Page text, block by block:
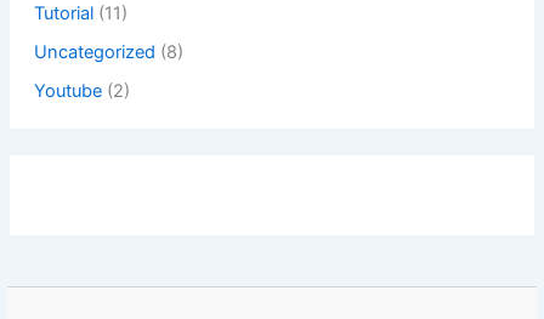
Tutorial(11)
Uncategorized (8)
Youtube(2)